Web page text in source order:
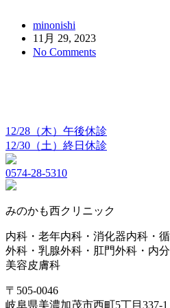
minonishi
11月 29, 2023
No Comments
12/28（木）午後休診
12/30（土）終日休診
0574-28-5310
みのかも西クリニック
内科・老年内科・消化器内科・
外科・乳腺外科・肛門外科・内
美容皮膚科
〒505-0046
岐阜県美濃加茂市西町5丁目337-1